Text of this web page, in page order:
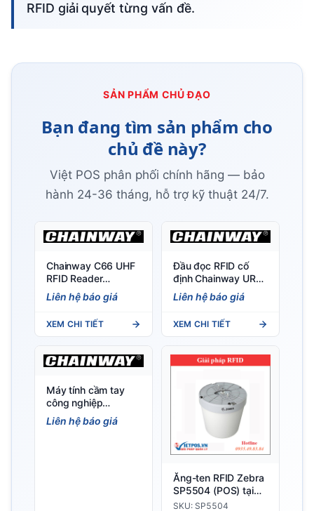
RFID giải quyết từng vấn đề.
SẢN PHẨM CHỦ ĐẠO
Bạn đang tìm sản phẩm cho
chủ đề này?
Việt POS phân phối chính hãng — bảo
hành 24-36 tháng, hỗ trợ kỹ thuật 24/7.
Chainway C66 UHF
RFID Reader
Đầu đọc RFID UHF
Liên hệ báo giá
XEM CHI TIẾT
Đầu đọc RFID cố
định Chainway UR4
Series
Liên hệ báo giá
XEM CHI TIẾT
Máy tính cầm tay
công nghiệp
(Android 11) - Siêu
Liên hệ báo giá
Ăng-ten RFID Zebra
SP5504 (POS) tại
điểm bán hàng
SKU: SP5504